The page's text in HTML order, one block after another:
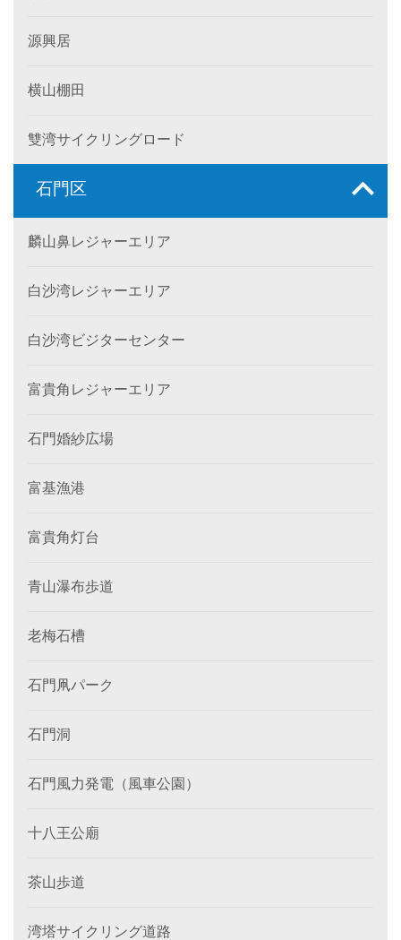
源興居
横山棚田
雙湾サイクリングロード
石門区
麟山鼻レジャーエリア
白沙湾レジャーエリア
白沙湾ビジターセンター
富貴角レジャーエリア
石門婚紗広場
富基漁港
富貴角灯台
青山瀑布歩道
老梅石槽
石門凧パーク
石門洞
石門風力発電（風車公園）
十八王公廟
茶山歩道
湾塔サイクリング道路